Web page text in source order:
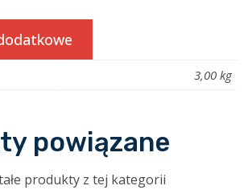
3,00 kg
powiązane
produkty z tej kategorii